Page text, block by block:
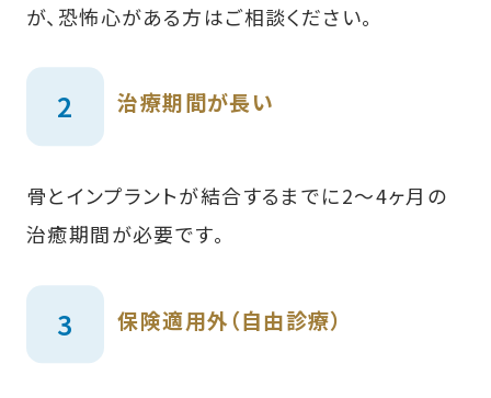
が、恐怖心がある方はご相談ください。
治療期間が長い
骨とインプラントが結合するまでに2〜4ヶ月の
治癒期間が必要です。
保険適用外（自由診療）